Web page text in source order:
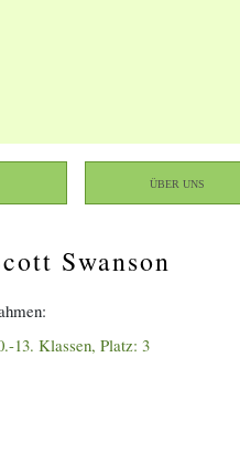
Über uns
Swanson
13. Klassen, Platz: 3